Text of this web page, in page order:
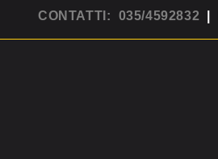
CONTATTI: 035/4592832